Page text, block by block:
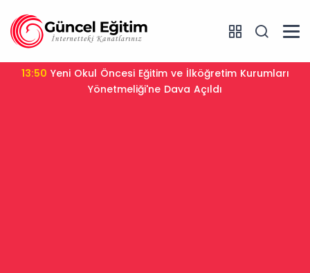
13:50
Yönetmeliği'ne Dava Açıldı